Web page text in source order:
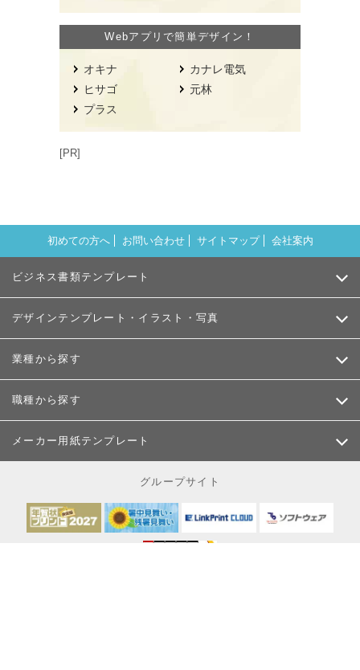
Webアプリで簡単デザイン！
オキナ
ヒサゴ
プラス
カナレ電気
元林
[PR]
初めての方へ お問い合わせ サイトマップ 会社案内
ビジネス書類テンプレート
デザインテンプレート・イラスト・写真
業種から探す
職種から探す
メーカー用紙テンプレート
グループサイト